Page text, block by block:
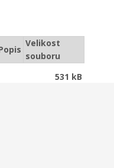
Velikost
souboru
531 kB